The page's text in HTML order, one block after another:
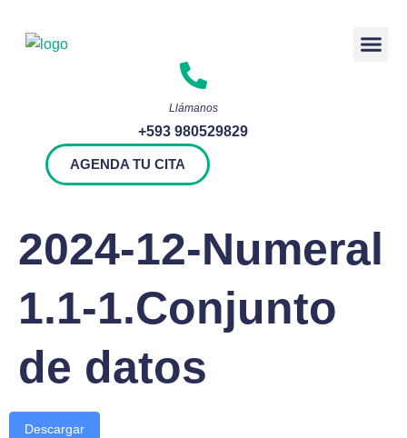
Llámanos
+593 980529829
AGENDA TU CITA
2024-12-Numeral
1.1-1.Conjunto
de datos
Descargar